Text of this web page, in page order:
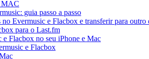
MAC
guia passo a passo
Evermusic e Flacbox e transferir para
para o Last.fm
Flacbox no seu iPhone e Mac
e Flacbox